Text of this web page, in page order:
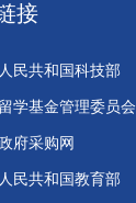
接
民共和国科技部
学基金管理委员会
府采购网
民共和国教育部